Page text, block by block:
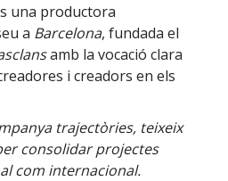
una productora
a Barcelona, ​​fundada el
amb la vocació clara
i creadors en els
trajectòries, teixeix
consolidar projectes
com internacional.